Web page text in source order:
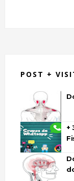
POST +
+